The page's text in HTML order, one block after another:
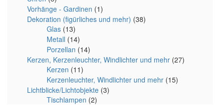
Vorhänge - Gardinen (1)
Dekoration (figürliches und mehr) (38)
Glas (13)
Metall (14)
Porzellan (14)
Kerzen, Kerzenleuchter, Windlichter und mehr (27)
Kerzen (11)
Kerzenleuchter, Windlichter und mehr (15)
Lichtblicke/Lichtobjekte (3)
Tischlampen (2)